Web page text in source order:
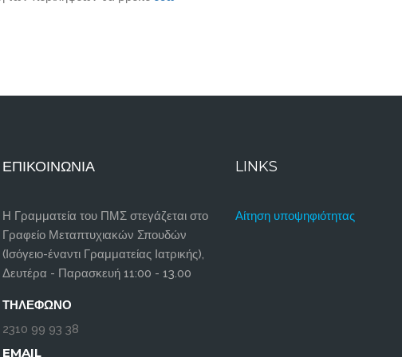
ΕΠΙΚΟΙΝΩΝΊΑ
Η Γραμματεία του ΠΜΣ στεγάζεται στο
Γραφείο Μεταπτυχιακών Σπουδών
(Ισόγειο-έναντι Γραμματείας Ιατρικής),
Δευτέρα - Παρασκευή 11:00 - 13.00
ΤΗΛΈΦΩΝΟ
2310 99 93 38
EMAIL
LINKS
Αίτηση υποψηφιότητας